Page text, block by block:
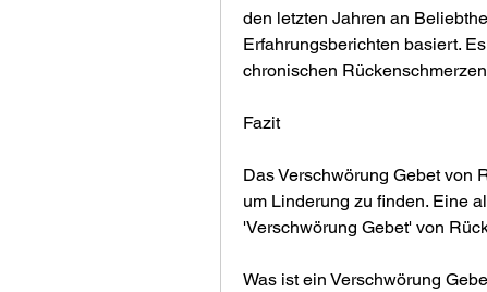
den letzten Jahren an
Erfahrungsberichten basiert.
chronischen
Fazit
Das Verschwörung Gebet von
um Linderung zu finden. Eine
'Verschwörung Gebet' von
Was ist ein Verschwörung